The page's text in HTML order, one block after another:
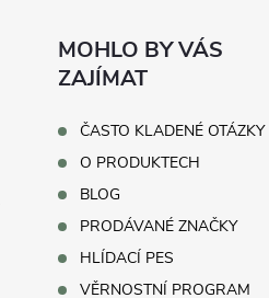
MOHLO BY VÁS
ZAJÍMAT
ČASTO KLADENÉ OTÁZKY
O PRODUKTECH
BLOG
PRODÁVANÉ ZNAČKY
HLÍDACÍ PES
VĚRNOSTNÍ PROGRAM